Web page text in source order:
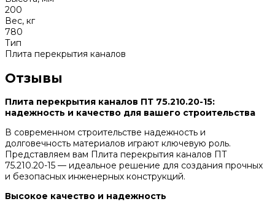
200
Вес, кг
780
Тип
Плита перекрытия каналов
Отзывы
Плита перекрытия каналов ПТ 75.210.20-15:
надежность и качество для вашего строительства
В современном строительстве надежность и
долговечность материалов играют ключевую роль.
Представляем вам Плита перекрытия каналов ПТ
75.210.20-15 — идеальное решение для создания прочных
и безопасных инженерных конструкций.
Высокое качество и надежность